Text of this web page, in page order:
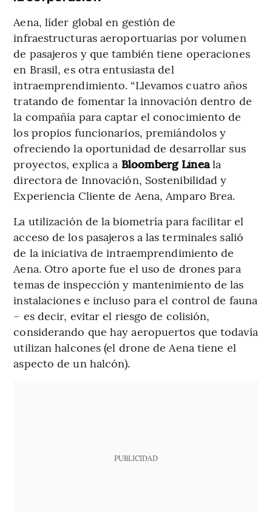
Aena, líder global en gestión de
infraestructuras aeroportuarias por volumen
de pasajeros y que también tiene operaciones
en Brasil, es otra entusiasta del
intraemprendimiento. “Llevamos cuatro años
tratando de fomentar la innovación dentro de
la compañía para captar el conocimiento de
los propios funcionarios, premiándolos y
ofreciendo la oportunidad de desarrollar sus
proyectos, explica a Bloomberg Líneala
directora de Innovación, Sostenibilidad y
Experiencia Cliente de Aena, Amparo Brea.
La utilización de la biometría para facilitar el
acceso de los pasajeros a las terminales salió
de la iniciativa de intraemprendimiento de
Aena. Otro aporte fue el uso de drones para
temas de inspección y mantenimiento de las
instalaciones e incluso para el control de fauna
– es decir, evitar el riesgo de colisión,
considerando que hay aeropuertos que todavía
utilizan halcones (el drone de Aena tiene el
aspecto de un halcón).
PUBLICIDAD